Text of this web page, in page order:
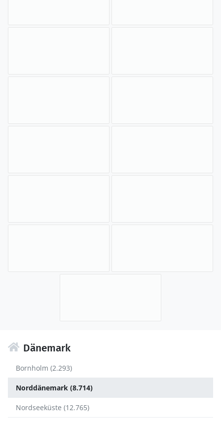
Dänemark
Bornholm (2.293)
Norddänemark (8.714)
Nordseeküste (12.765)